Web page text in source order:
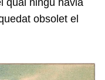
qual ningú havia
obsolet el